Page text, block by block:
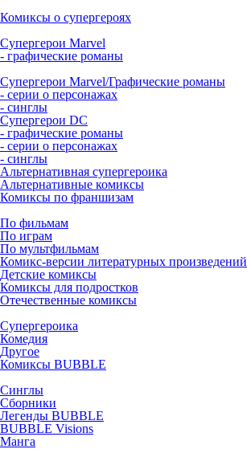
Комиксы о супергероях
Супергерои Marvel
- графические романы
Супергерои Marvel/Графические романы
- серии о персонажах
- синглы
Супергерои DC
- графические романы
- серии о персонажах
- синглы
Альтернативная супергероика
Альтернативные комиксы
Комиксы по франшизам
По фильмам
По играм
По мультфильмам
Комикс-версии литературных произведений
Детские комиксы
Комиксы для подростков
Отечественные комиксы
Супергероика
Комедия
Другое
Комиксы BUBBLE
Синглы
Сборники
Легенды BUBBLE
BUBBLE Visions
Манга